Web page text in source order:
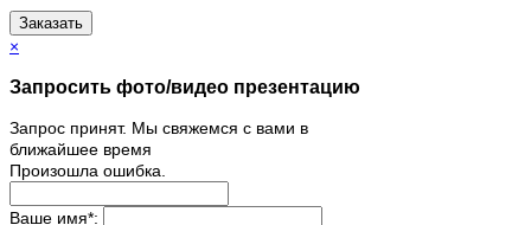
Заказать
×
Запросить фото/видео презентацию
Запрос принят. Мы свяжемся с вами в
ближайшее время
Произошла ошибка.
Ваше имя*: